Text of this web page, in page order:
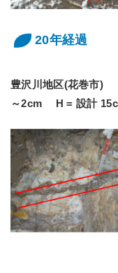
20年経過
豊沢川地区(花巻市)
～2cm H = 設計